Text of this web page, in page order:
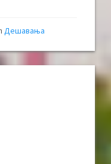
Дешавања